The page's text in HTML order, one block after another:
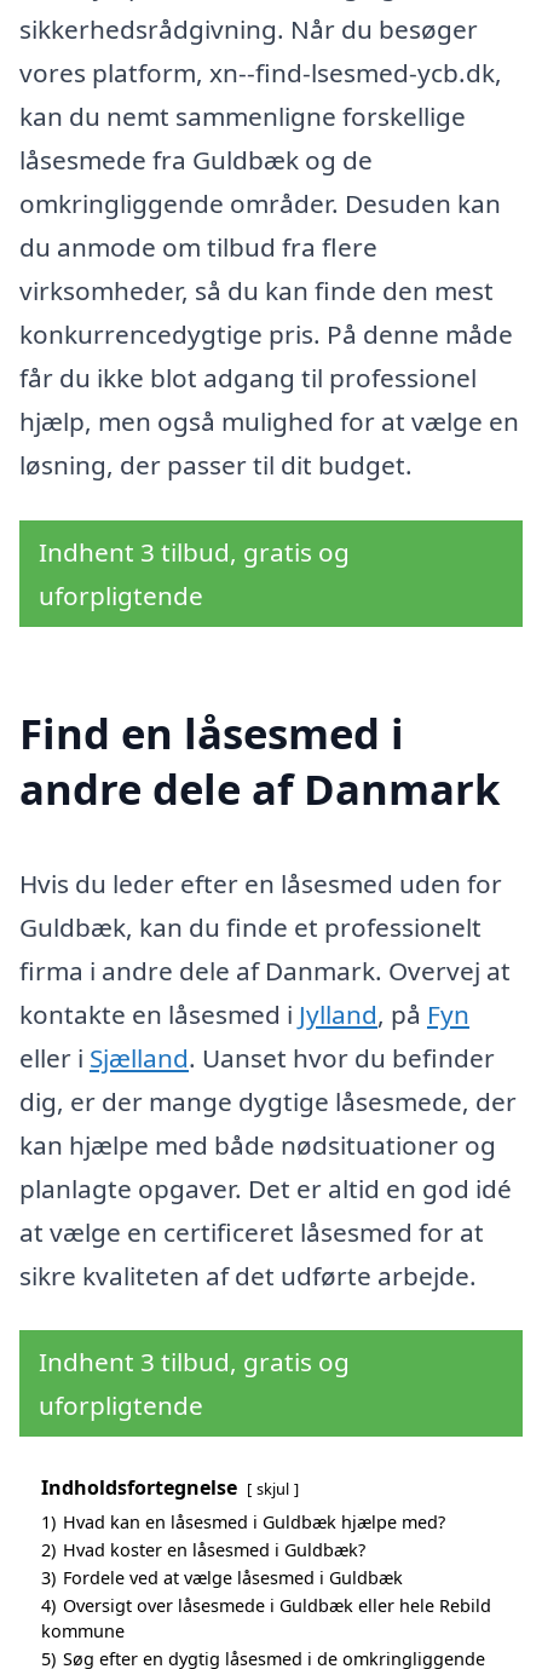
sikkerhedsrådgivning. Når du besøger
vores platform, xn--find-lsesmed-ycb.dk,
kan du nemt sammenligne forskellige
låsesmede fra Guldbæk og de
omkringliggende områder. Desuden kan
du anmode om tilbud fra flere
virksomheder, så du kan finde den mest
konkurrencedygtige pris. På denne måde
får du ikke blot adgang til professionel
hjælp, men også mulighed for at vælge en
løsning, der passer til dit budget.
Indhent 3 tilbud, gratis og
uforpligtende
Find en låsesmed i
andre dele af Danmark
Hvis du leder efter en låsesmed uden for
Guldbæk, kan du finde et professionelt
firma i andre dele af Danmark. Overvej at
kontakte en låsesmed i Jylland, på Fyn
eller i Sjælland. Uanset hvor du befinder
dig, er der mange dygtige låsesmede, der
kan hjælpe med både nødsituationer og
planlagte opgaver. Det er altid en god idé
at vælge en certificeret låsesmed for at
sikre kvaliteten af det udførte arbejde.
Indhent 3 tilbud, gratis og
uforpligtende
Indholdsfortegnelse skjul
1) Hvad kan en låsesmed i Guldbæk hjælpe med?
2) Hvad koster en låsesmed i Guldbæk?
3) Fordele ved at vælge låsesmed i Guldbæk
4) Oversigt over låsesmede i Guldbæk eller hele Rebild
kommune
5) Søg efter en dygtig låsesmed i de omkringliggende